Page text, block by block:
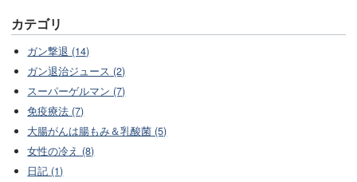
カテゴリ
ガン撃退 (14)
ガン退治ジュース (2)
スーパーゲルマン (7)
免疫療法 (7)
大腸がんは腸もみ＆乳酸菌 (5)
女性の冷え (8)
日記 (1)